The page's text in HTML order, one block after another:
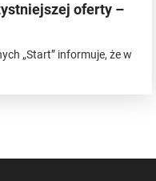
oferty –
„Start” informuje, że w